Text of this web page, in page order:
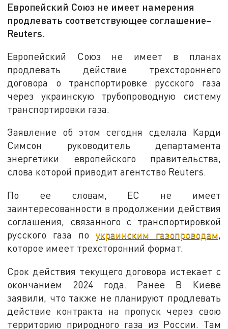
Европейский Союз не имеет намерения
продлевать соответствующее соглашение–
Reuters.
Европейский Союз не имеет в планах
продлевать действие трехстороннего
договора о транспортировке русского газа
через украинскую трубопроводную систему
транспортировки газа.
Заявление об этом сегодня сделала Карди
Симсон руководитель департамента
энергетики европейского правительства,
слова которой приводит агентство Reuters.
По ее словам, ЕС не имеет
заинтересованности в продолжении действия
соглашения, связанного с транспортировкой
русского газа по украинским газопроводам,
которое имеет трехсторонний формат.
Срок действия текущего договора истекает с
окончанием 2024 года. Ранее В Киеве
заявили, что также не планируют продлевать
действие контракта на пропуск через свою
территорию природного газа из России. Там